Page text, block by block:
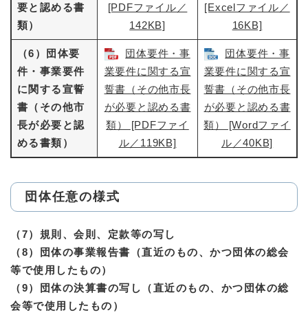
要と認める書
類）
[PDFファイル／
142KB]
[Excelファイル／
16KB]
（6）団体要
件・事業要件
に関する宣誓
書（その他市
長が必要と認
める書類）
団体要件・事
業要件に関する宣
誓書（その他市長
が必要と認める書
類） [PDFファイ
ル／119KB]
団体要件・事
業要件に関する宣
誓書（その他市長
が必要と認める書
類） [Wordファイ
ル／40KB]
団体任意の様式
（7）規則、会則、定款等の写し
（8）団体の事業報告書（直近のもの、かつ団体の総会
等で使用したもの）
（9）団体の決算書の写し（直近のもの、かつ団体の総
会等で使用したもの）